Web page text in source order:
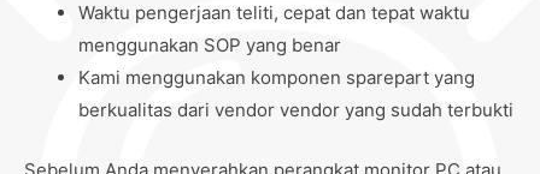
Waktu pengerjaan teliti, cepat dan tepat waktu
menggunakan SOP yang benar
Kami menggunakan komponen sparepart yang
berkualitas dari vendor vendor yang sudah terbukti